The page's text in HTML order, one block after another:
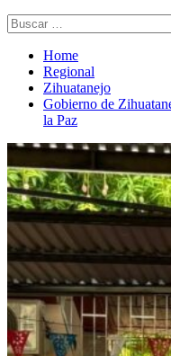
Buscar:
Home
Regional
Zihuatanejo
Gobierno de
la Paz